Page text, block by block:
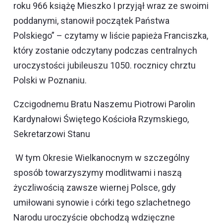
roku 966 książę Mieszko I przyjął wraz ze swoimi
poddanymi, stanowił początek Państwa
Polskiego” – czytamy w liście papieża Franciszka,
który zostanie odczytany podczas centralnych
uroczystości jubileuszu 1050. rocznicy chrztu
Polski w Poznaniu.
Czcigodnemu Bratu Naszemu Piotrowi Parolin
Kardynałowi Świętego Kościoła Rzymskiego,
Sekretarzowi Stanu
W tym Okresie Wielkanocnym w szczególny
sposób towarzyszymy modlitwami i naszą
życzliwością zawsze wiernej Polsce, gdy
umiłowani synowie i córki tego szlachetnego
Narodu uroczyście obchodzą wdzięczne